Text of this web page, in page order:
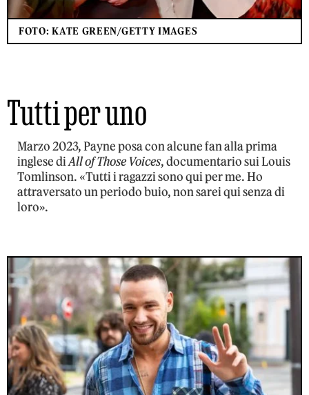
FOTO: KATE GREEN/GETTY IMAGES
Tutti per uno
Marzo 2023, Payne posa con alcune fan alla prima
inglese diAll of Those Voices, documentario sui Louis
Tomlinson. «Tutti i ragazzi sono qui per me. Ho
attraversato un periodo buio, non sarei qui senza di
loro».